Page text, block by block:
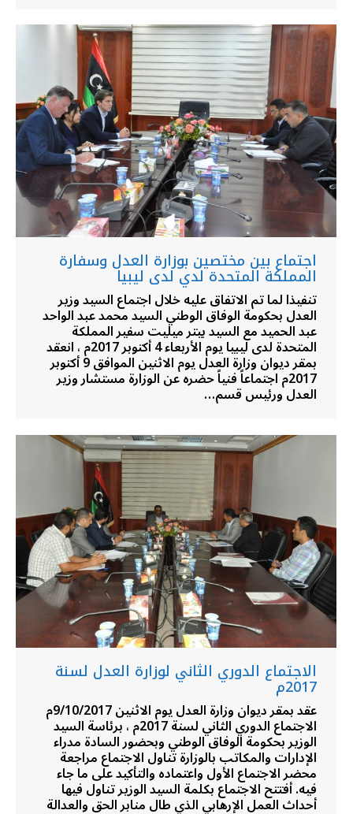
اجتماع بين مختصين بوزارة العدل وسفارة
المملكة المتحدة لدي لدى ليبيا
تنفيذا لما تم الاتفاق عليه خلال اجتماع السيد وزير
العدل بحكومة الوفاق الوطني السيد محمد عبد الواحد
عبد الحميد مع السيد بيتر ميليت سفير المملكة
المتحدة لدى ليبيا يوم الأربعاء 4 أكتوبر 2017م ، انعقد
بمقر ديوان وزارة العدل يوم الاثنين الموافق 9 أكتوبر
2017م اجتماعاً فنياً حضره عن الوزارة مستشار وزير
العدل ورئيس قسم…
الاجتماع الدوري الثاني لوزارة العدل لسنة
2017م
عقد بمقر ديوان وزارة العدل يوم الاثنين 9/10/2017م
الاجتماع الدوري الثاني لسنة 2017م ، برئاسة السيد
الوزير بحكومة الوفاق الوطني وبحضور السادة مدراء
الإدارات والمكاتب بالوزارة تناول الاجتماع مراجعة
محضر الاجتماع الأول واعتماده والتأكيد على ما جاء
فيه. أفتتح الاجتماع بكلمة السيد الوزير تناول فيها
أحداث العمل الإرهابي الذي طال منابر الحق والعدالة